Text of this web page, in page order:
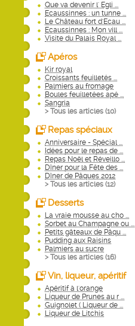
Que va devenir l' Egli ...
Ecaussinnes : un tunne ...
Le Château fort d'Ecau ...
Ecaussinnes : Mon vill ...
Visite du Palais Royal ...
Apéros
Kir royal
Croissants feuilletés ...
Palmiers au fromage
Boules feuilletées apé ...
Sangria
> Tous les articles (10)
Repas spéciaux
Anniversaire - Spécial ...
Idées pour le repas de ...
Repas Noël et Réveillo ...
Dîner pour la Fête des ...
Dîner de Pâques 2012
> Tous les articles (12)
Desserts
La vraie mousse au cho ...
Sorbet au Champagne ou ...
Petits gâteaux de Pâqu ...
Pudding aux Raisins
Palmiers au sucre
> Tous les articles (16)
Vin, liqueur, apéritif
Apéritif à l'orange
Liqueur de Prunes au r ...
Guignolet ( Liqueur de ...
Liqueur de Litchis